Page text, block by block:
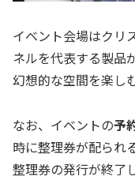
イベント会場はクリ
ネルを代表する製品
幻想的な空間を楽し
なお、イベントの予
時に整理券が配られ
整理券の発行が終了